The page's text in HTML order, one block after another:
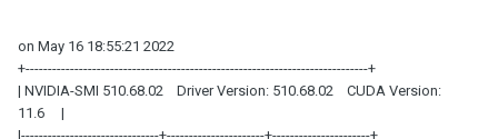
on May 16 18:55:21 2022
+-----------------------------------------------------------------------------+
| NVIDIA-SMI 510.68.02 Driver Version: 510.68.02 CUDA Version:
11.6 |
|-------------------------------+----------------------+----------------------+